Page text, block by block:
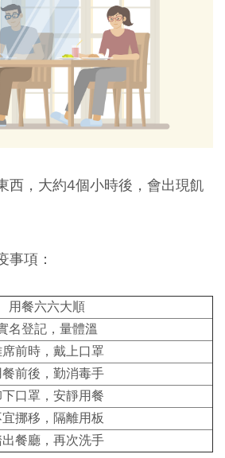
西，大約4個小時後，會出現飢
事項：
用餐六六大順
名登記，量體溫
前時，戴上口罩
餐前後，勤消毒手
口罩，安靜用餐
挪移，隔離用板
餐廳，再次洗手